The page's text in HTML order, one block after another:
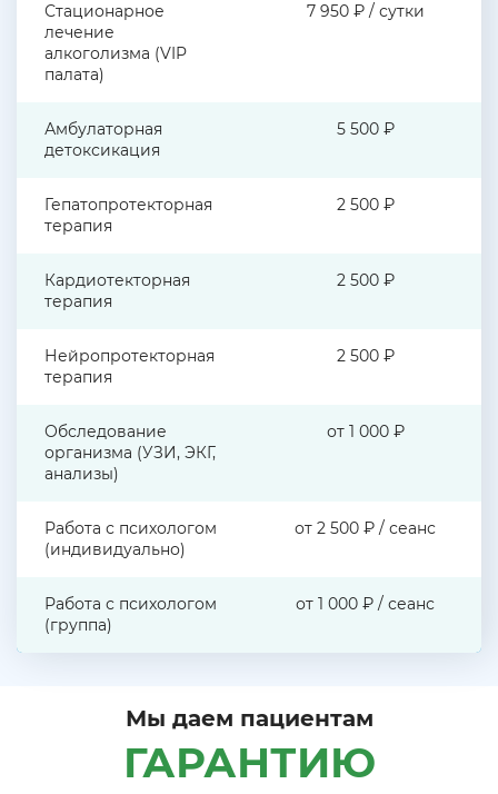
Стационарное
лечение
алкоголизма (VIP
палата)
7 950 ₽ / сутки
Амбулаторная
детоксикация
5 500 ₽
Гепатопротекторная
терапия
2 500 ₽
Кардиотекторная
терапия
2 500 ₽
Нейропротекторная
терапия
2 500 ₽
Обследование
организма (УЗИ, ЭКГ,
анализы)
от 1 000 ₽
Работа с психологом
(индивидуально)
от 2 500 ₽ / сеанс
Работа с психологом
(группа)
от 1 000 ₽ / сеанс
Мы даем пациентам
ГАРАНТИЮ